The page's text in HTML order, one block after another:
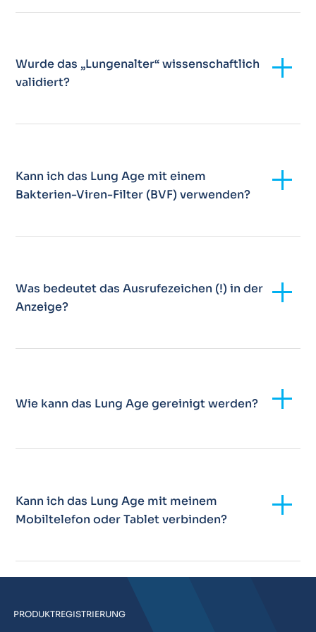
Wurde das „Lungenalter“ wissenschaftlich
validiert?
Add
Kann ich das Lung Age mit einem
Bakterien-Viren-Filter (BVF) verwenden?
Add
Was bedeutet das Ausrufezeichen (!) in der
Anzeige?
Add
Wie kann das Lung Age gereinigt werden? Add
Kann ich das Lung Age mit meinem
Mobiltelefon oder Tablet verbinden?
Add
PRODUKTREGISTRIERUNG